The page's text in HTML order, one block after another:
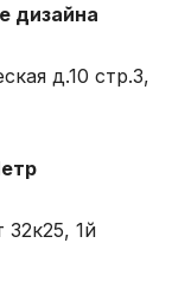
дизайна
д.10 стр.3,
32к25, 1й